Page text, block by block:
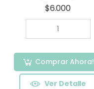
$6.000
Comprar Ahora!
Ver Detalle